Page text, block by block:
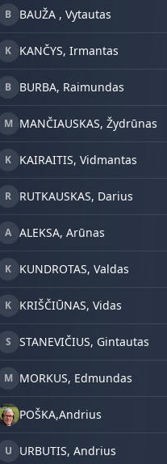
B BAUŽA , Vytautas
K KANČYS, Irmantas
B BURBA, Raimundas
M MANČIAUSKAS, Žydrūnas
K KAIRAITIS, Vidmantas
R RUTKAUSKAS, Darius
A ALEKSA, Arūnas
K KUNDROTAS, Valdas
K KRIŠČIŪNAS, Vidas
S STANEVIČIUS, Gintautas
M MORKUS, Edmundas
POŠKA,Andrius
U URBUTIS, Andrius